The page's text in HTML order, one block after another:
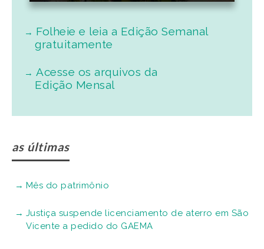
Folheie e leia a Edição Semanal
gratuitamente
Acesse os arquivos da
Edição Mensal
as últimas
Mês do patrimônio
Justiça suspende licenciamento de aterro em São
Vicente a pedido do GAEMA